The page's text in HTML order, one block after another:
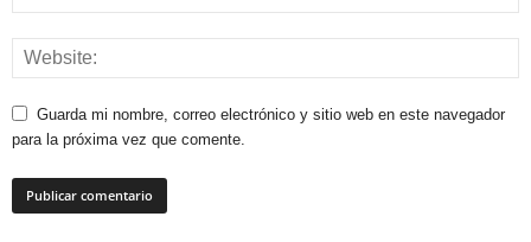
Guarda mi nombre, correo electrónico y sitio web en este navegador
para la próxima vez que comente.